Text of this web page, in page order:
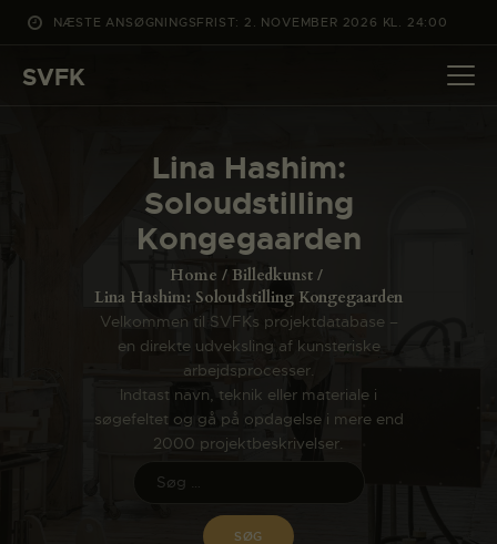
NÆSTE ANSØGNINGSFRIST: 2. NOVEMBER 2026 KL. 24:00
SVFK
Lina Hashim:
Soloudstilling
Kongegaarden
Home
Billedkunst
Lina Hashim: Soloudstilling Kongegaarden
Velkommen til SVFKs projektdatabase –
en direkte udveksling af kunsteriske
arbejdsprocesser.
Indtast navn, teknik eller materiale i
søgefeltet og gå på opdagelse i mere end
2000 projektbeskrivelser.
DET SKER
PROJEKTER
CHANNEL
OM SVFK
ENGLISH